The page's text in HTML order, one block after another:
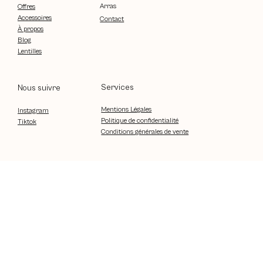
Offres
Accessoires
À propos
Blog
Lentilles
Contact
Arras
Nous suivre
Instagram
Tiktok
Services
Mentions Légales
Politique de confidentialité
Conditions générales de vente